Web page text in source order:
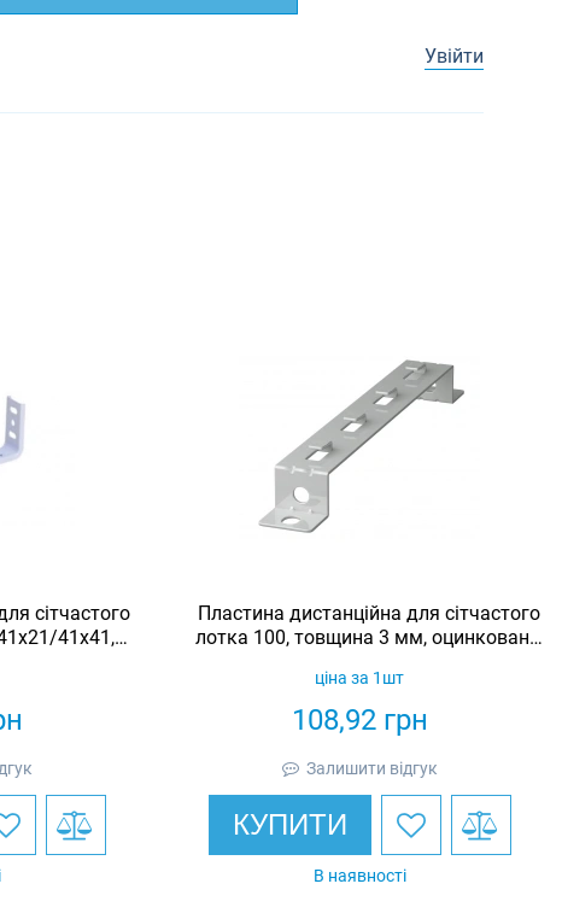
Увійти
сітчастого
41х41,
Пластина дистанційна для сітчастого
лотка 100, товщина 3 мм, оцинкована,
108,92грн
ціна за 1шт
Залишити відгук
КУПИТИ
В наявності